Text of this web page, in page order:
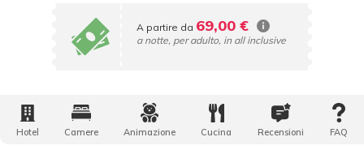
A partire da 69,00 €
a notte, per adulto, in all inclusive
Hotel Camere Animazione Cucina Recensioni FAQ